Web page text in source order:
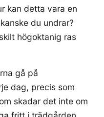
kan detta vara en
du undrar?
högoktanig ras
gå på
dag, precis som
skadar det inte om